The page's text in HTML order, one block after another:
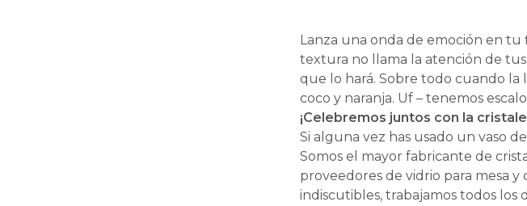
Lanza una onda de emoción en tu
textura no llama la atención de
que lo hará. Sobre todo cuando
coco y naranja. Uf – tenemos
¡Celebremos juntos con la
Si alguna vez has usado un vaso
Somos el mayor fabricante de
proveedores de vidrio para mesa
indiscutibles, trabajamos todos los